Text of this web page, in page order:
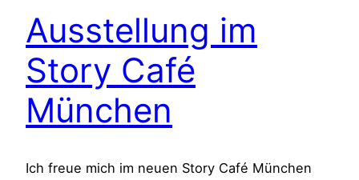
Ausstellung im
Story Café
München
Ich freue mich im neuen Story Café München